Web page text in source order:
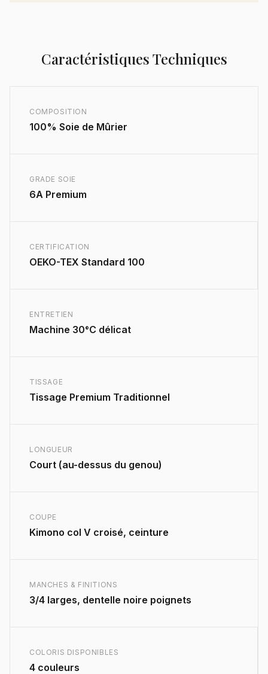
Caractéristiques Techniques
COMPOSITION
100% Soie de Mûrier
GRADE SOIE
6A Premium
CERTIFICATION
OEKO-TEX Standard 100
ENTRETIEN
Machine 30°C délicat
TISSAGE
Tissage Premium Traditionnel
LONGUEUR
Court (au-dessus du genou)
COUPE
Kimono col V croisé, ceinture
MANCHES & FINITIONS
3/4 larges, dentelle noire poignets
COLORIS DISPONIBLES
4 couleurs